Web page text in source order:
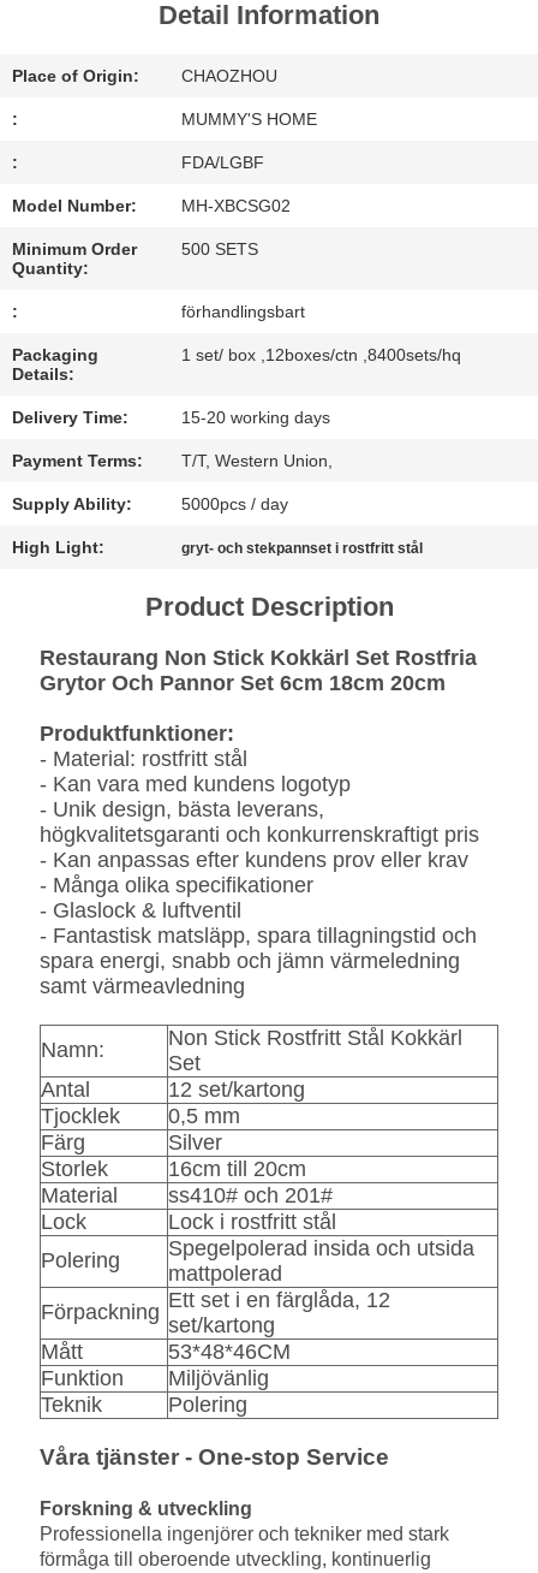
CONTACT
US
NEWS
ALL
CASES
SITEMAP
INTEGRITETSPOLICY
Detail Information
Place of Origin: CHAOZHOU
: MUMMY'S HOME
: FDA/LGBF
Model Number: MH-XBCSG02
Minimum Order
Quantity:
500 SETS
: förhandlingsbart
Packaging
Details:
1 set/ box ,12boxes/ctn ,8400sets/hq
Delivery Time: 15-20 working days
Payment Terms: T/T, Western Union,
Supply Ability: 5000pcs / day
High Light: gryt- och stekpannset i rostfritt stål
Product Description
Restaurang Non Stick Kokkärl Set Rostfria
Grytor Och Pannor Set 6cm 18cm 20cm
Produktfunktioner:
- Material: rostfritt stål
- Kan vara med kundens logotyp
- Unik design, bästa leverans,
högkvalitetsgaranti och konkurrenskraftigt pris
- Kan anpassas efter kundens prov eller krav
- Många olika specifikationer
- Glaslock & luftventil
- Fantastisk matsläpp, spara tillagningstid och
spara energi, snabb och jämn värmeledning
samt värmeavledning
Namn:
Non Stick Rostfritt Stål Kokkärl
Set
Antal
12 set/kartong
Tjocklek
0,5 mm
Färg
Silver
Storlek
16cm till 20cm
Material
ss410# och 201#
Lock
Lock i rostfritt stål
Polering
Spegelpolerad insida och utsida
mattpolerad
Förpackning Ett set i en färglåda, 12
set/kartong
Mått
53*48*46CM
Funktion
Miljövänlig
Teknik
Polering
Våra tjänster - One-stop Service
Forskning & utveckling
Professionella ingenjörer och tekniker med stark
förmåga till oberoende utveckling, kontinuerlig